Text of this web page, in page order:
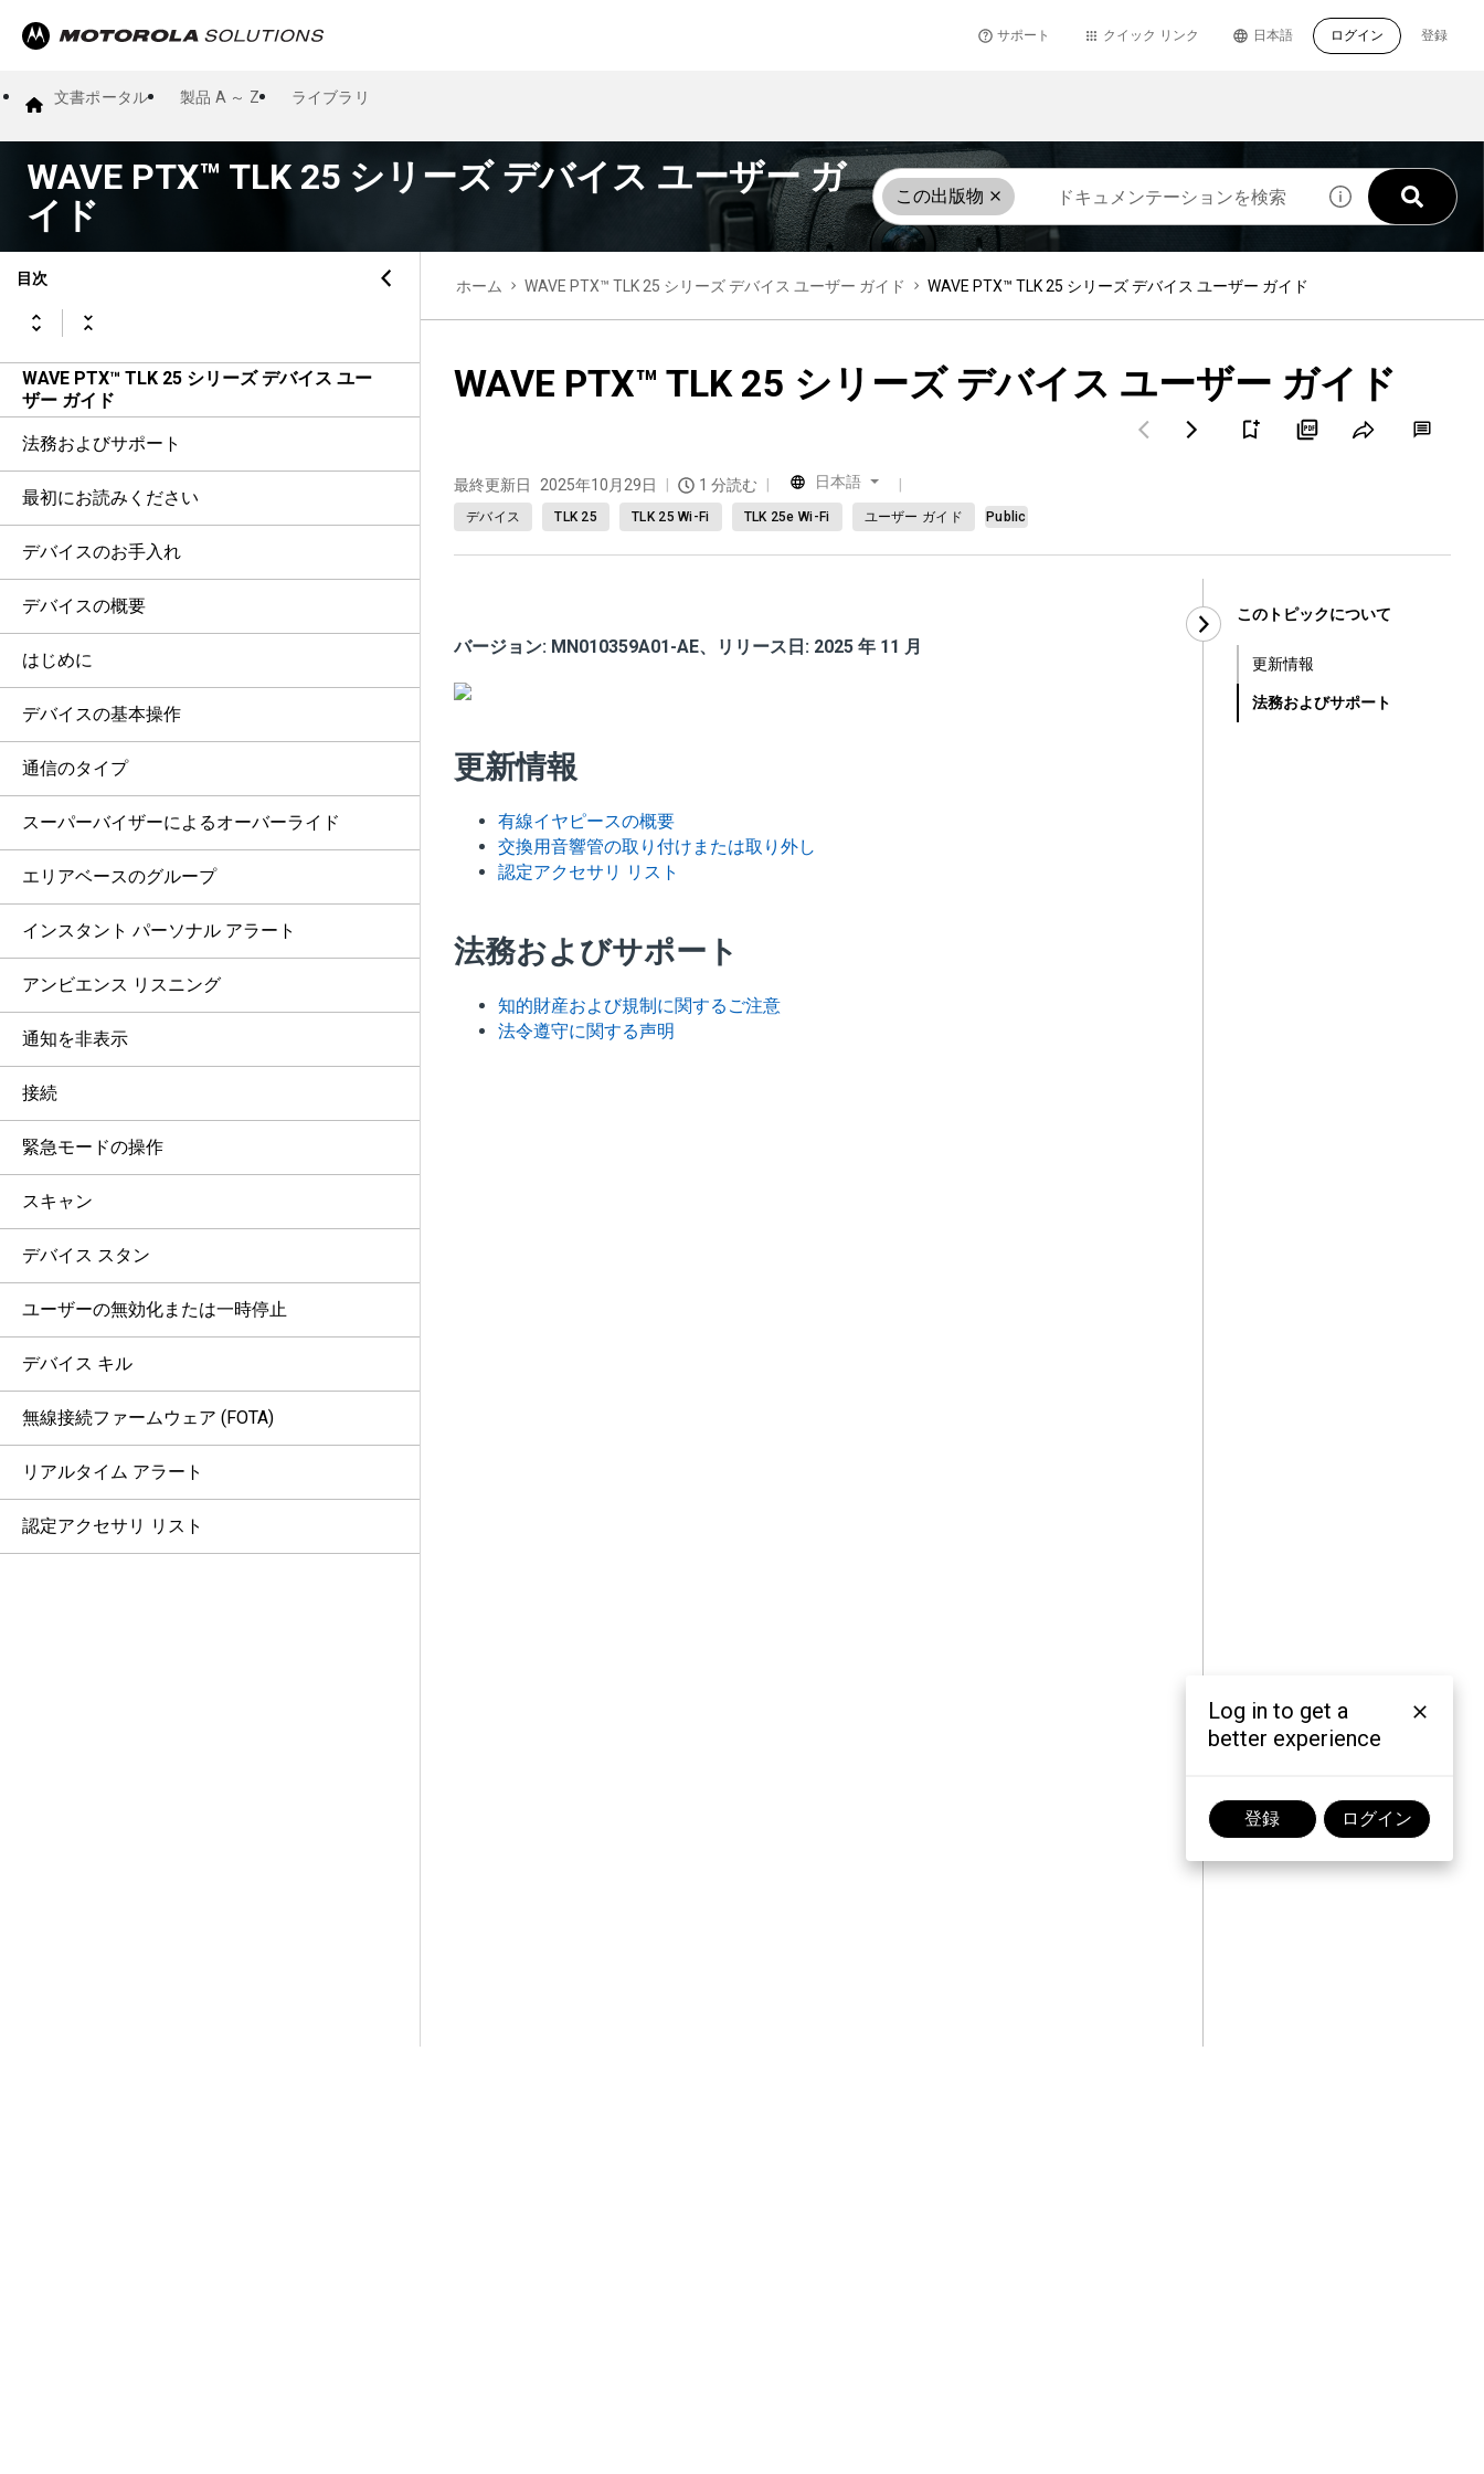
サポート クイック リンク 登録
日本語 ログイン
文書ポータル 製品 A ～ Z ライブラリ
WAVE PTX™ TLK 25 シリーズ デバイス ユーザー ガ
イド
この出版物
目次
WAVE PTX™ TLK 25 シリーズ デバイス ユー
ザー ガイド
法務およびサポート
最初にお読みください
デバイスのお手入れ
デバイスの概要
はじめに
デバイスの基本操作
通信のタイプ
スーパーバイザーによるオーバーライド
エリアベースのグループ
インスタント パーソナル アラート
アンビエンス リスニング
通知を非表示
接続
緊急モードの操作
スキャン
デバイス スタン
ユーザーの無効化または一時停止
デバイス キル
無線接続ファームウェア (FOTA)
リアルタイム アラート
認定アクセサリ リスト
ホーム WAVE PTX™ TLK 25 シリーズ デバイス ユーザー ガイド WAVE PTX™ TLK 25 シリーズ デバイス ユーザー ガイド
WAVE PTX™ TLK 25 シリーズ デバイス ユーザー ガイド
最終更新日 2025年10月29日 1 分読む 日本語
デバイス TLK 25 TLK 25 Wi-Fi TLK 25e Wi-Fi ユーザー ガイド Public
バージョン: MN010359A01-AE、リリース日: 2025 年 11 月
更新情報
有線イヤピースの概要
交換用音響管の取り付けまたは取り外し
認定アクセサリ リスト
法務およびサポート
知的財産および規制に関するご注意
法令遵守に関する声明
このトピックについて
更新情報
法務およびサポート
Log in to get a
better experience
登録 ログイン